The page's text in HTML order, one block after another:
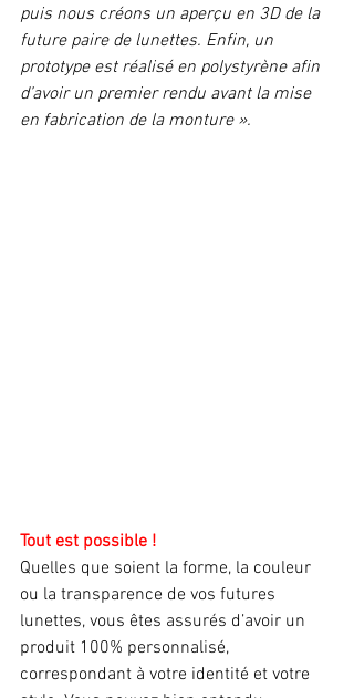
puis nous créons un aperçu en 3D de la
future paire de lunettes. Enfin, un
prototype est réalisé en polystyrène afin
d’avoir un premier rendu avant la mise
en fabrication de la monture ».
Tout est possible !
Quelles que soient la forme, la couleur
ou la transparence de vos futures
lunettes, vous êtes assurés d’avoir un
produit 100% personnalisé,
correspondant à votre identité et votre